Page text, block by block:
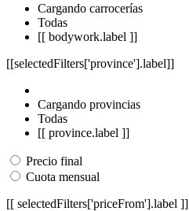
Cargando carrocerías
Todas
[[ bodywork.label ]]
[[selectedFilters['province'].label]]
Cargando provincias
Todas
[[ province.label ]]
Precio final
Cuota mensual
[[ selectedFilters['priceFrom'].label ]]